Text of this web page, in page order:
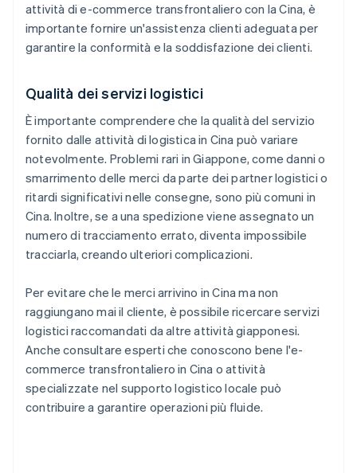
attività di e-commerce transfrontaliero con la Cina, è
importante fornire un'assistenza clienti adeguata per
garantire la conformità e la soddisfazione dei clienti.
Qualità dei servizi logistici
È importante comprendere che la qualità del servizio
fornito dalle attività di logistica in Cina può variare
notevolmente. Problemi rari in Giappone, come danni o
smarrimento delle merci da parte dei partner logistici o
ritardi significativi nelle consegne, sono più comuni in
Cina. Inoltre, se a una spedizione viene assegnato un
numero di tracciamento errato, diventa impossibile
tracciarla, creando ulteriori complicazioni.
Per evitare che le merci arrivino in Cina ma non
raggiungano mai il cliente, è possibile ricercare servizi
logistici raccomandati da altre attività giapponesi.
Anche consultare esperti che conoscono bene l'e-
commerce transfrontaliero in Cina o attività
specializzate nel supporto logistico locale può
contribuire a garantire operazioni più fluide.